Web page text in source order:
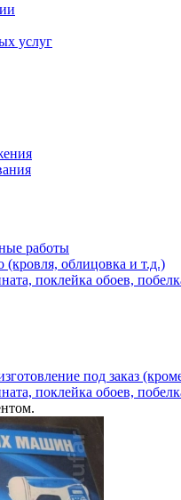
услуг
работы
(кровля, облицовка и т.д.)
поклейка обоев,
под заказ
поклейка обоев,